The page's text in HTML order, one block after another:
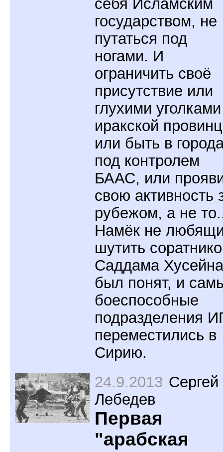
государством, не
путаться под
ногами. И
ограничить своё
присутствие или
глухими уголками
иракской
или быть в
под контролем
БААС, или
свою активность
рубежом, а не
Намёк не
шутить
Саддама Хусейна
был понят, и
боеспособные
подразделения
переместились в
Сирию.
24.9.2013 Сергей
Лебедев
Первая
"арабская